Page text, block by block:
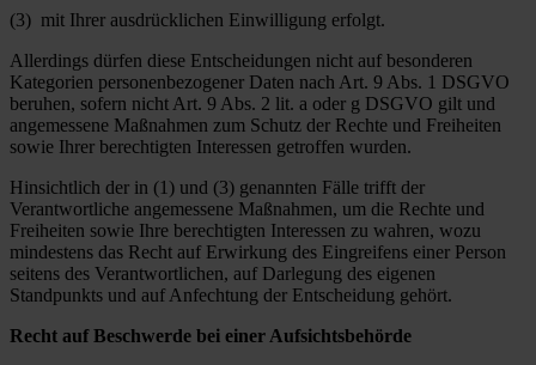
(3) mit Ihrer ausdrücklichen Einwilligung erfolgt.
Allerdings dürfen diese Entscheidungen nicht auf besonderen
Kategorien personenbezogener Daten nach Art. 9 Abs. 1 DSGVO
beruhen, sofern nicht Art. 9 Abs. 2 lit. a oder g DSGVO gilt und
angemessene Maßnahmen zum Schutz der Rechte und Freiheiten
sowie Ihrer berechtigten Interessen getroffen wurden.
Hinsichtlich der in (1) und (3) genannten Fälle trifft der
Verantwortliche angemessene Maßnahmen, um die Rechte und
Freiheiten sowie Ihre berechtigten Interessen zu wahren, wozu
mindestens das Recht auf Erwirkung des Eingreifens einer Person
seitens des Verantwortlichen, auf Darlegung des eigenen
Standpunkts und auf Anfechtung der Entscheidung gehört.
Recht auf Beschwerde bei einer Aufsichtsbehörde